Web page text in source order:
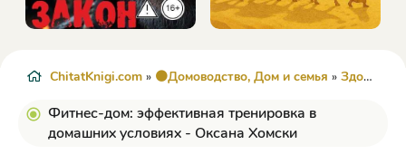
ChitatKnigi.com » 🟠Домоводство, Дом и семья » Здоровье
Фитнес-дом: эффективная тренировка в
домашних условиях - Оксана Хомски